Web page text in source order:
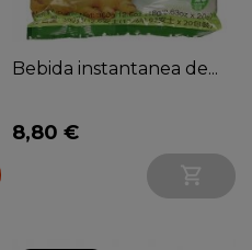
Bebida instantanea de...
8,80 €
